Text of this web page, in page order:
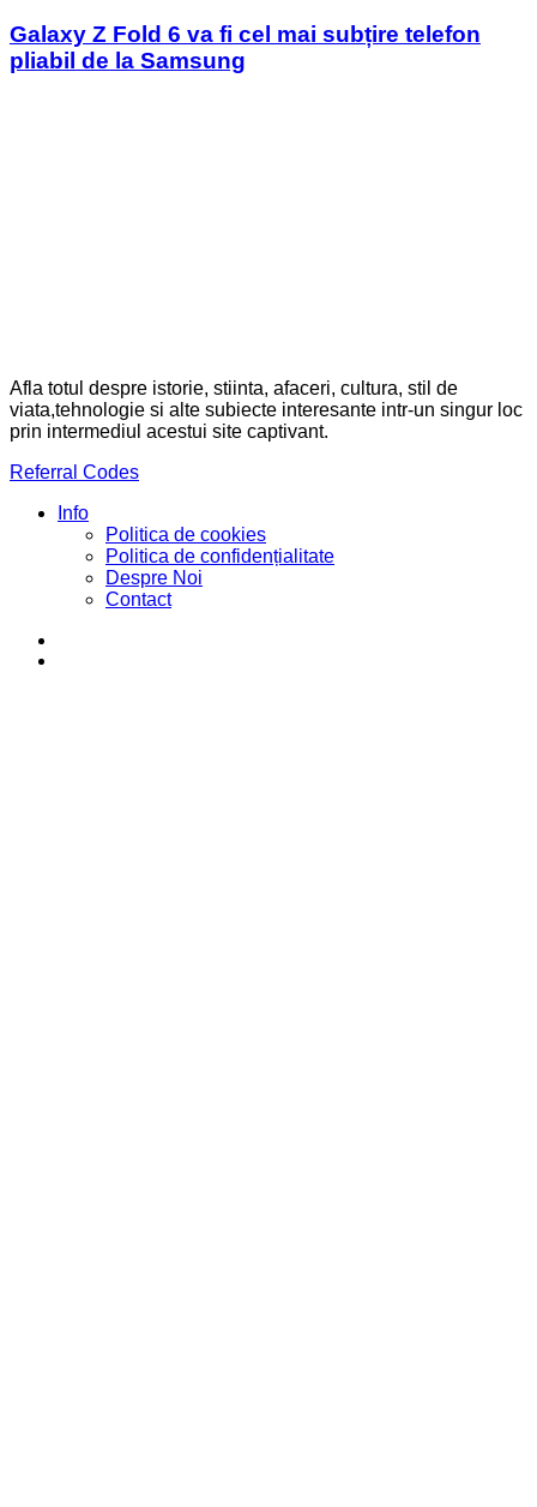
Galaxy Z Fold 6 va fi cel mai subțire telefon
pliabil de la Samsung
Afla totul despre istorie, stiinta, afaceri, cultura, stil de
viata,tehnologie si alte subiecte interesante intr-un singur loc
prin intermediul acestui site captivant.
Referral Codes
Info
Politica de cookies
Politica de confidențialitate
Despre Noi
Contact